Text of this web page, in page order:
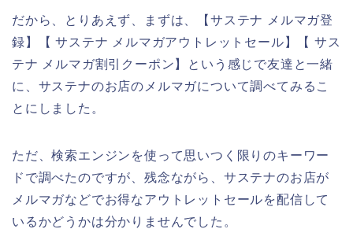
だから、とりあえず、まずは、【サステナ メルマガ登
録】【 サステナ メルマガアウトレットセール】【 サス
テナ メルマガ割引クーポン】という感じで友達と一緒
に、サステナのお店のメルマガについて調べてみるこ
とにしました。
ただ、検索エンジンを使って思いつく限りのキーワー
ドで調べたのですが、残念ながら、サステナのお店が
メルマガなどでお得なアウトレットセールを配信して
いるかどうかは分かりませんでした。